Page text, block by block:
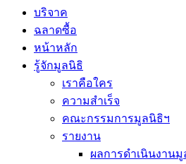
บริจาค
ฉลาดซื้อ
หน้าหลัก
รู้จักมูลนิธิ
เราคือใคร
ความสำเร็จ
คณะกรรมการมูลนิธิฯ
รายงาน
ผลการดำเนินงานมู